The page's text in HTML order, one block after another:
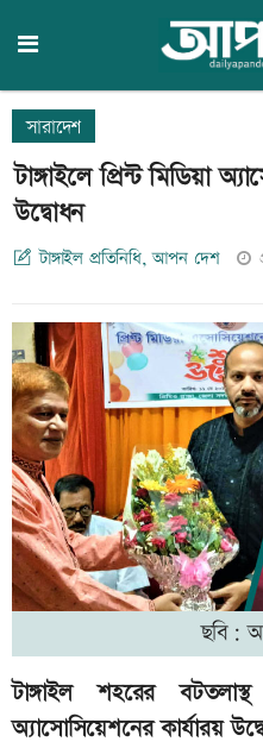
সারাদেশ
টাঙ্গাইলে প্রিন্ট মিডিয়া
উদ্বোধন
টাঙ্গাইল প্রতিনিধি, আপন দেশ
ছবি:
টাঙ্গাইল শহরের বটতলাস্থ
অ্যাসোসিয়েশনের কার্যারয়